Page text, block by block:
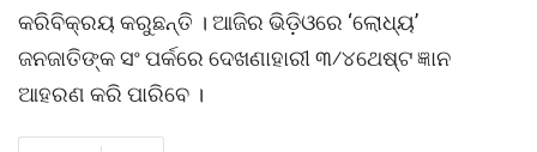
କରିବିକ୍ରୟ କରୁଛନ୍ତି । ଆଜିର ଭିଡ଼ିଓରେ ‘ଲୋଧ୍ୟ’
ଜନଜାତିଙ୍କ ସଂ ପର୍କରେ ଦେଖଣାହାରୀ ୩⁄୪ଥେଷ୍ଟ ଜ୍ଞାନ
ଆହରଣ କରି ପାରିବେ ।